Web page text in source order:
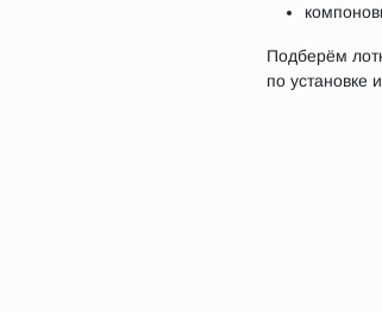
Подберём
по установке